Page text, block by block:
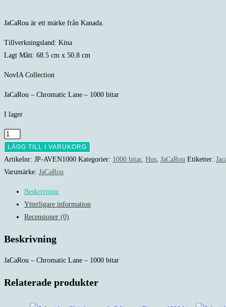
JaCaRou är ett märke från Kanada.
Tillverkningsland: Kina
Lagt Mått: 68.5 cm x 50.8 cm
NovIA Collection
JaCaRou – Chromatic Lane – 1000 bitar
I lager
JaCaRou
Chromatic
Lane
LÄGG TILL I VARUKORG
Artikelnr: JP-AVEN1000 Kategorier: 1000 bitar, Hus JaCaRou Etiketter:
Varumärke: JaCaRou
Beskrivning
Ytterligare information
Recensioner (0)
Beskrivning
JaCaRou – Chromatic Lane – 1000 bitar
Relaterade produkter